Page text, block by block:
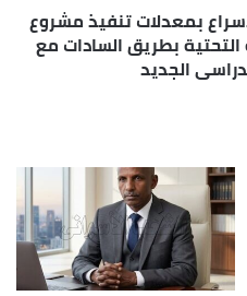
بمعدلات تنفيذ مشروع
التحتية بطريق السادات مع
الجديد